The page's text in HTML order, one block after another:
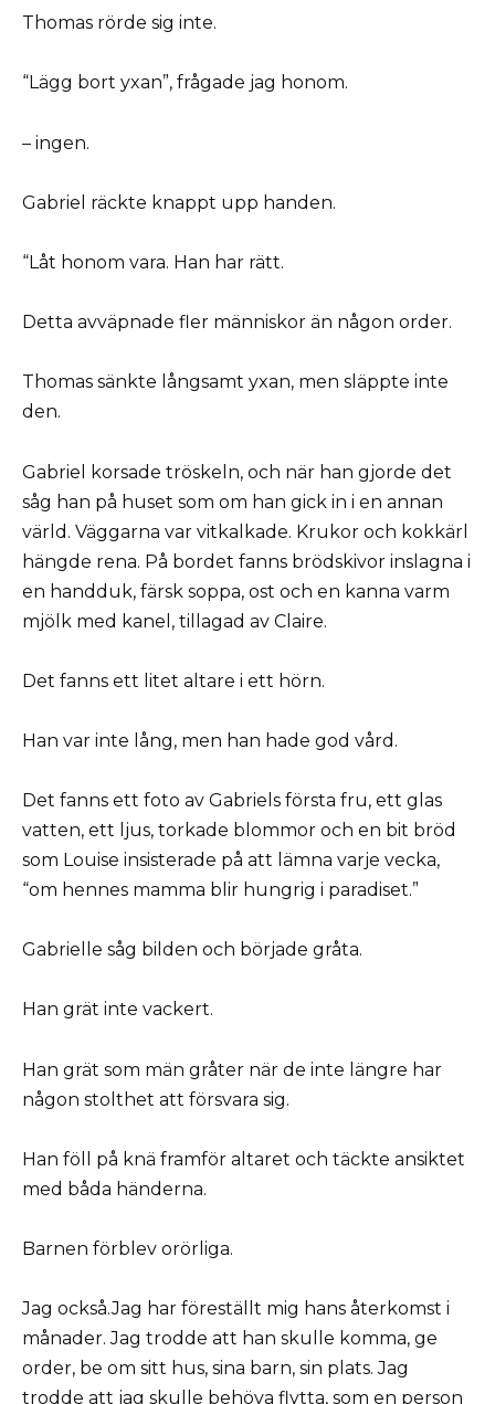
Thomas rörde sig inte.
“Lägg bort yxan”, frågade jag honom.
– ingen.
Gabriel räckte knappt upp handen.
“Låt honom vara. Han har rätt.
Detta avväpnade fler människor än någon order.
Thomas sänkte långsamt yxan, men släppte inte
den.
Gabriel korsade tröskeln, och när han gjorde det
såg han på huset som om han gick in i en annan
värld. Väggarna var vitkalkade. Krukor och kokkärl
hängde rena. På bordet fanns brödskivor inslagna i
en handduk, färsk soppa, ost och en kanna varm
mjölk med kanel, tillagad av Claire.
Det fanns ett litet altare i ett hörn.
Han var inte lång, men han hade god vård.
Det fanns ett foto av Gabriels första fru, ett glas
vatten, ett ljus, torkade blommor och en bit bröd
som Louise insisterade på att lämna varje vecka,
“om hennes mamma blir hungrig i paradiset.”
Gabrielle såg bilden och började gråta.
Han grät inte vackert.
Han grät som män gråter när de inte längre har
någon stolthet att försvara sig.
Han föll på knä framför altaret och täckte ansiktet
med båda händerna.
Barnen förblev orörliga.
Jag också.Jag har föreställt mig hans återkomst i
månader. Jag trodde att han skulle komma, ge
order, be om sitt hus, sina barn, sin plats. Jag
trodde att jag skulle behöva flytta, som en person